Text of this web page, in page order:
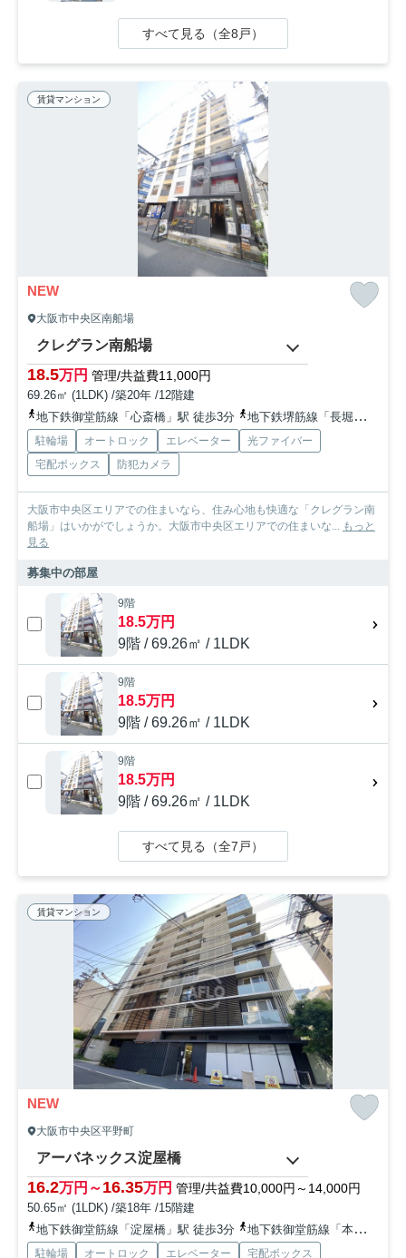
すべて見る（全8戸）
賃貸マンション
NEW
大阪市中央区南船場
クレグラン南船場
18.5万円 管理/共益費11,000円
69.26㎡ (1LDK) /築20年 /12階建
地下鉄御堂筋線「心斎橋」駅 徒歩3分
地下鉄堺筋線「長堀橋」駅 徒歩3分
駐輪場 オートロック エレベーター
光ファイバー
宅配ボックス
防犯カメラ
大阪市中央区エリアでの住まいなら、住み心地も快適な「クレグラン南
船場」はいかがでしょうか。大阪市中央区エリアでの住まいな... もっと
見る
募集中の部屋
9階
18.5万円
9階 / 69.26㎡ / 1LDK
9階
18.5万円
9階 / 69.26㎡ / 1LDK
9階
18.5万円
9階 / 69.26㎡ / 1LDK
すべて見る（全7戸）
賃貸マンション
NEW
大阪市中央区平野町
アーバネックス淀屋橋
16.2万円～16.35万円 管理/共益費10,000円～14,000円
50.65㎡ (1LDK) /築18年 /15階建
地下鉄御堂筋線「淀屋橋」駅 徒歩3分
地下鉄御堂筋線「本町」駅 徒歩5分
駐輪場 オートロック エレベーター 宅配ボックス